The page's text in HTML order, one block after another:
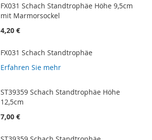
FX031 Schach Standtrophäe Höhe 9,5cm
mit Marmorsockel
4,20 €
FX031 Schach Standtrophäe
Erfahren Sie mehr
ST39359 Schach Standtrophäe Höhe
12,5cm
7,00 €